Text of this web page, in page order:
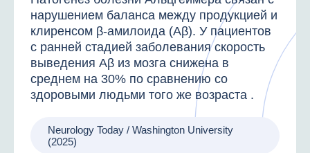
нарушением баланса между продукцией и
клиренсом β-амилоида (Aβ). У пациентов
с ранней стадией заболевания скорость
выведения Aβ из мозга снижена в
среднем на 30% по сравнению со
здоровыми людьми того же возраста .
Neurology Today / Washington University
(2025)